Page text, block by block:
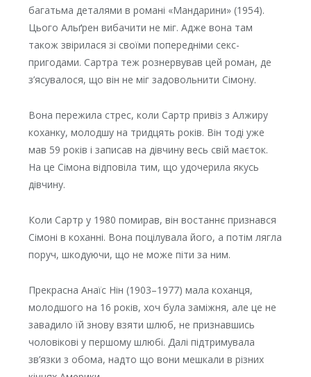
багатьма деталями в романі «Мандарини» (1954).
Цього Альґрен вибачити не міг. Адже вона там
також звірилася зі своїми попередніми секс-
пригодами. Сартра теж рознервував цей роман, де
з’ясувалося, що він не міг задовольнити Сімону.
Вона пережила стрес, коли Сартр привіз з Алжиру
коханку, молодшу на тридцять років. Він тоді уже
мав 59 років і записав на дівчину весь свій маєток.
На це Сімона відповіла тим, що удочерила якусь
дівчину.
Коли Сартр у 1980 помирав, він востаннє признався
Сімоні в коханні. Вона поцілувала його, а потім лягла
поруч, шкодуючи, що не може піти за ним.
Прекрасна Анаїс Нін (1903–1977) мала коханця,
молодшого на 16 років, хоч була заміжня, але це не
завадило їй знову взяти шлюб, не признавшись
чоловікові у першому шлюбі. Далі підтримувала
зв’язки з обома, надто що вони мешкали в різних